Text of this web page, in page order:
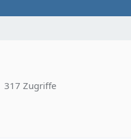
317 Zugriffe